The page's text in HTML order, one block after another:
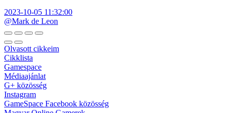
2023-10-05 11:32:00
@Mark de Leon
Olvasott cikkeim
Cikklista
Gamespace
Médiaajánlat
G+ közösség
Instagram
GameSpace Facebook közösség